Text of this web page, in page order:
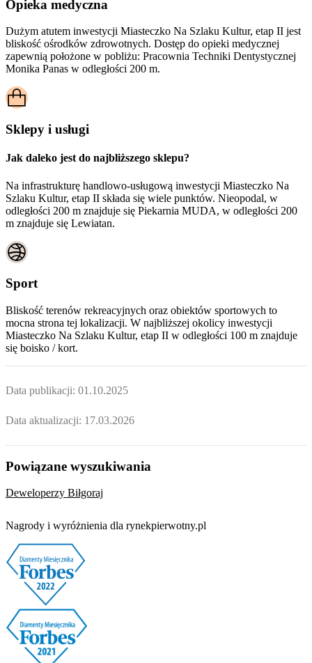
Opieka medyczna
Dużym atutem inwestycji Miasteczko Na Szlaku Kultur, etap II jest
bliskość ośrodków zdrowotnych. Dostęp do opieki medycznej
zapewnią położone w pobliżu: Pracownia Techniki Dentystycznej
Monika Panas w odległości 200 m.
Sklepy i usługi
Jak daleko jest do najbliższego sklepu?
Na infrastrukturę handlowo-usługową inwestycji Miasteczko Na
Szlaku Kultur, etap II składa się wiele punktów. Nieopodal, w
odległości 200 m znajduje się Piekarnia MUDA, w odległości 200
m znajduje się Lewiatan.
Sport
Bliskość terenów rekreacyjnych oraz obiektów sportowych to
mocna strona tej lokalizacji. W najbliższej okolicy inwestycji
Miasteczko Na Szlaku Kultur, etap II w odległości 100 m znajduje
się boisko / kort.
Data publikacji: 01.10.2025
Data aktualizacji: 17.03.2026
Powiązane wyszukiwania
Deweloperzy Biłgoraj
Nagrody i wyróżnienia dla rynekpierwotny.pl